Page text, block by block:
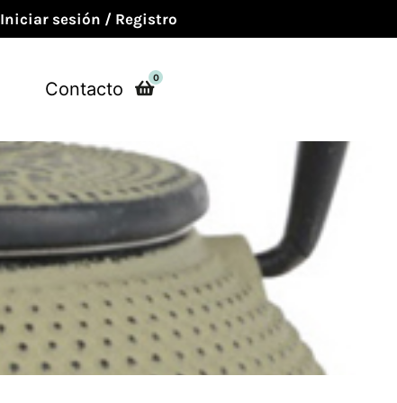
Iniciar sesión / Registro
Contacto
0